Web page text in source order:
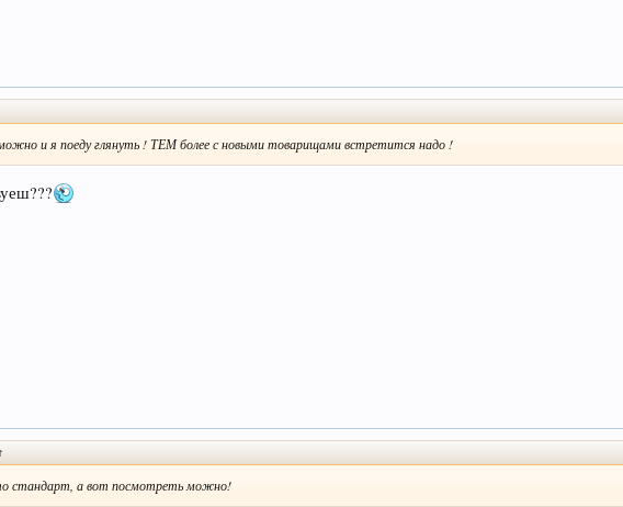
и я поеду глянуть ! ТЕМ более с новыми товарищами встретится надо !
↑
стандарт, а вот посмотреть можно!